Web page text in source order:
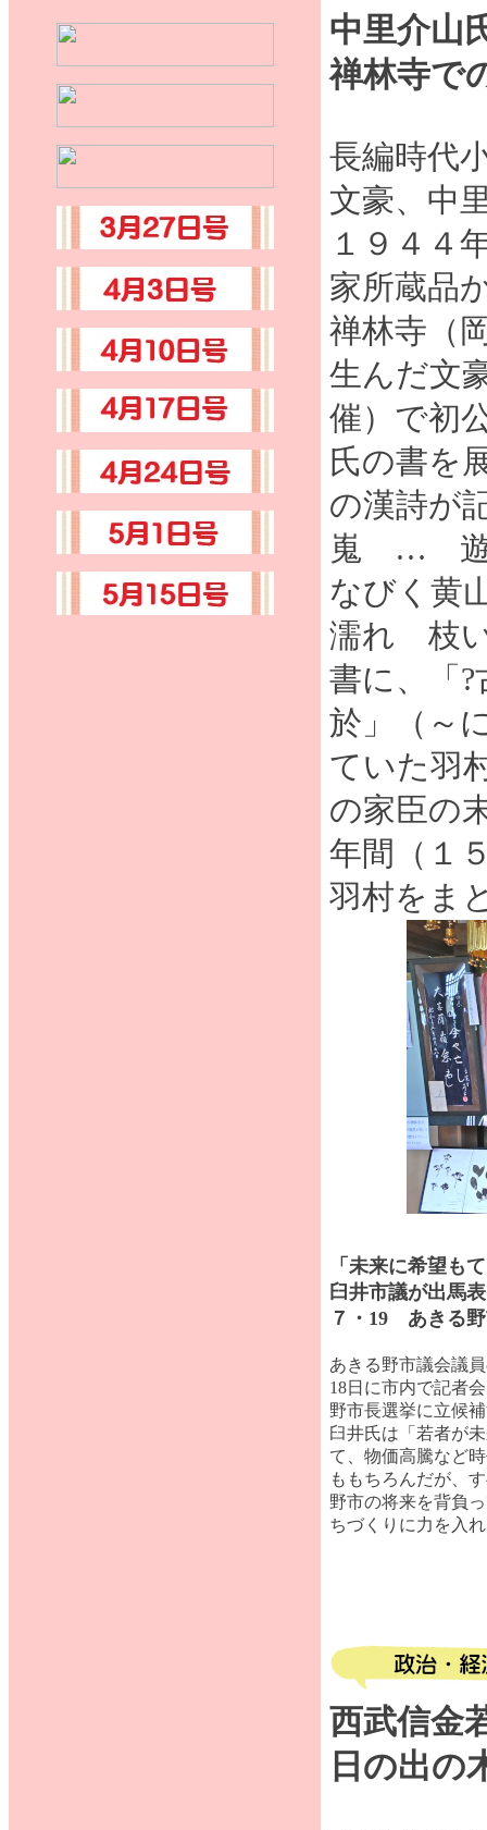
中里介山
禅林寺で
長編時代
文豪、中
１９４４
家所蔵品
禅林寺（
生んだ文
催）で初
氏の書を
の漢詩が
嵬 … 遊
なびく黄
濡れ 枝い
書に、「
於」（～
ていた羽
の家臣の
年間（１
羽村をま
「未来に希望も
臼井市議が出馬
７・19 あきる
あきる野市議会議
18日に市内で記者
野市長選挙に立候
臼井氏は「若者が
て、物価高騰など
ももちろんだが、
野市の将来を背負
ちづくりに力を入
西武信金
日の出の